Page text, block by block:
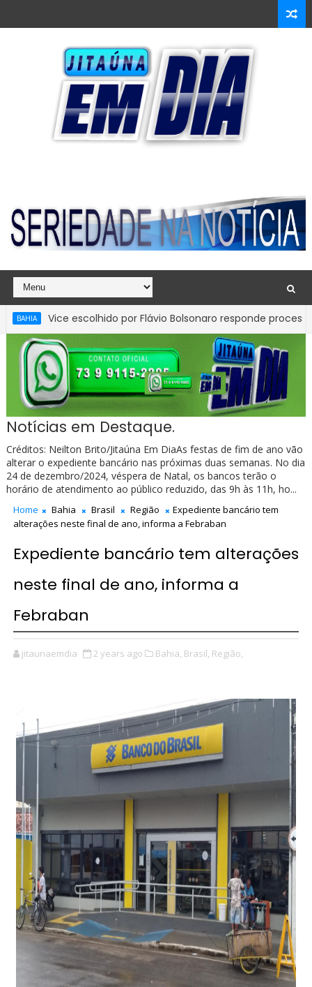
Vice escolhido por Flávio Bolsonaro responde processo no
Notícias em Destaque.
Créditos: Neilton Brito/Jitaúna Em DiaAs festas de fim de ano vão
alterar o expediente bancário nas próximas duas semanas. No dia
24 de dezembro/2024, véspera de Natal, os bancos terão o
horário de atendimento ao público reduzido, das 9h às 11h, ho...
Home Bahia Brasil Região
Expediente bancário tem
alterações neste final de ano, informa a Febraban
Expediente bancário tem alterações
neste final de ano, informa a
Febraban
jitaunaemdia 2 years ago Bahia, Brasil, Região,